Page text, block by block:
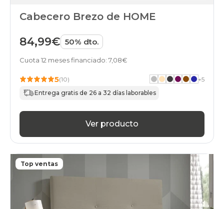
Cabecero Brezo de HOME
84,99€ 50% dto.
Cuota 12 meses financiado: 7,08€
5(10) +5
Entrega gratis de 26 a 32 días laborables
Ver producto
Top ventas